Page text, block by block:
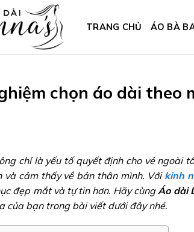
TRANG CHỦ ÁO BÀ
chọn áo dài theo
chỉ là yếu tố quyết định cho vẻ ngoài
và cảm thấy về bản thân mình. Với kinh
đẹp mắt và tự tin hơn. Hãy cùng Áo dài
của bạn trong bài viết dưới đây nhé.